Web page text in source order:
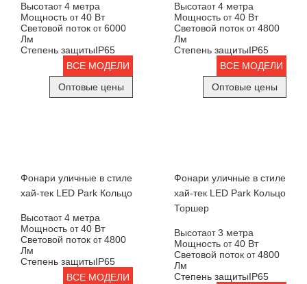
Высотаот 4 метра
Мощность от 40 Вт
Световой поток от 6000
Лм
Степень защитыIP65
ВСЕ МОДЕЛИ
Оптовые цены
Высотаот 4 метра
Мощность от 40 Вт
Световой поток от 4800
Лм
Степень защитыIP65
ВСЕ МОДЕЛИ
Оптовые цены
Фонари уличные в стиле
хай-тек LED Park Кольцо
Высотаот 4 метра
Мощность от 40 Вт
Световой поток от 4800
Лм
Степень защитыIP65
ВСЕ МОДЕЛИ
Фонари уличные в стиле
хай-тек LED Park Кольцо
Торшер
Высотаот 3 метра
Мощность от 40 Вт
Световой поток от 4800
Лм
Степень защитыIP65